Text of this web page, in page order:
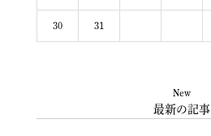
30 31
New
最新の記事